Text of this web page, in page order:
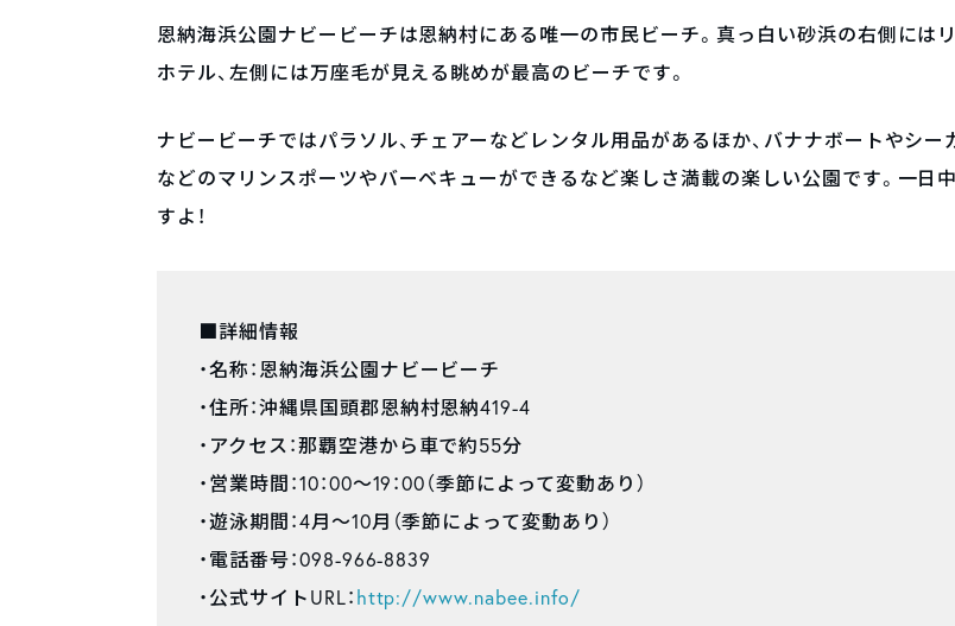
恩納海浜公園ナビービーチは恩納村にある唯一の市民ビーチ。真っ白い砂浜の右側には
ホテル、左側には万座毛が見える眺めが最高のビーチです。
ナビービーチではパラソル、チェアーなどレンタル用品があるほか、バナナボートやシー
などのマリンスポーツやバーベキューができるなど楽しさ満載の楽しい公園です。一日
すよ！
■詳細情報
・名称：恩納海浜公園ナビービーチ
・住所：沖縄県国頭郡恩納村恩納419-4
・アクセス：那覇空港から車で約55分
・営業時間：10：00～19：00（季節によって変動あり）
・遊泳期間：4月～10月（季節によって変動あり）
・電話番号：098-966-8839
・公式サイトURL：http://www.nabee.info/